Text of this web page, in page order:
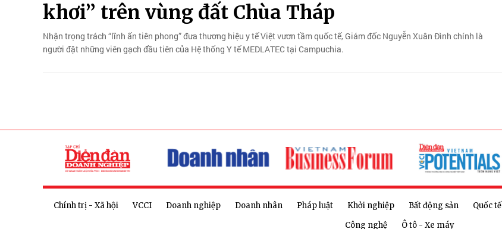
khơi” trên vùng đất Chùa Tháp
Nhận trọng trách “lĩnh ấn tiên phong” đưa thương hiệu y tế Việt vươn tầm quốc tế, Giám đốc Nguyễn Xuân Đình chính là
người đặt những viên gạch đầu tiên của Hệ thống Y tế MEDLATEC tại Campuchia.
Chính trị - Xã hội VCCI Doanh nghiệp Doanh nhân Pháp luật Khởi nghiệp Bất động sản Quốc tế
Công nghệ
Ô tô - Xe máy